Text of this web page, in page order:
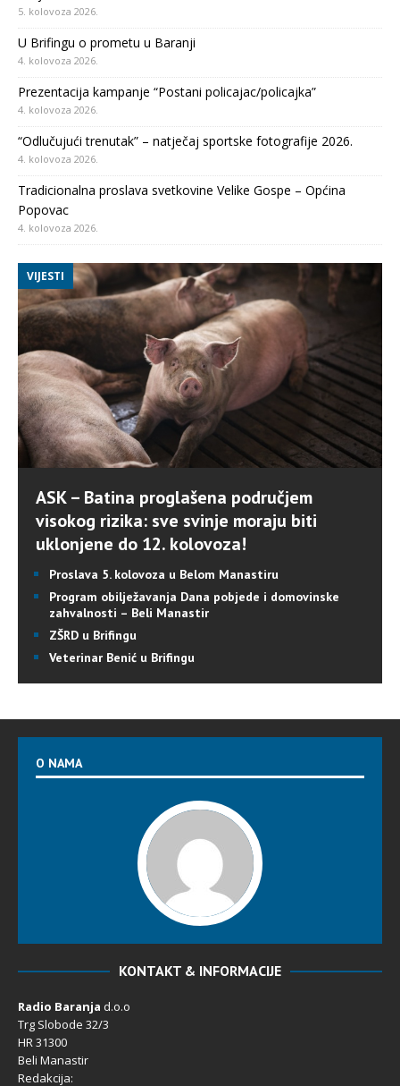
5. kolovoza 2026.
U Brifingu o prometu u Baranji
4. kolovoza 2026.
Prezentacija kampanje “Postani policajac/policajka”
4. kolovoza 2026.
“Odlučujući trenutak” – natječaj sportske fotografije 2026.
4. kolovoza 2026.
Tradicionalna proslava svetkovine Velike Gospe – Općina
Popovac
4. kolovoza 2026.
VIJESTI
ASK – Batina proglašena područjem
visokog rizika: sve svinje moraju biti
uklonjene do 12. kolovoza!
Proslava 5. kolovoza u Belom Manastiru
Program obilježavanja Dana pobjede i domovinske
zahvalnosti – Beli Manastir
ZŠRD u Brifingu
Veterinar Benić u Brifingu
O NAMA
KONTAKT & INFORMACIJE
Radio Baranja d.o.o
Trg Slobode 32/3
HR 31300
Beli Manastir
Redakcija: